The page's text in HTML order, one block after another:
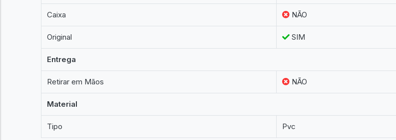
Caixa NÃO
Original SIM
Entrega
Retirar em Mãos NÃO
Material
Tipo Pvc